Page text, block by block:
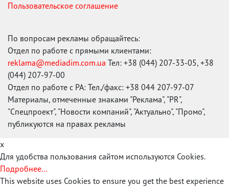
Пользовательское соглашение
По вопросам рекламы обращайтесь:
Отдел по работе с прямыми клиентами:
reklama@mediadim.com.ua Тел: +38 (044) 207-33-05, +38
(044) 207-97-00
Отдел по работе с РА: Тел./факс: +38 044 207-97-07
Материалы, отмеченные знаками "Реклама", "PR",
"Спецпроект", "Новости компаний", "Актуально", "Промо",
публикуются на правах рекламы
x
Для удобства пользования сайтом используются Cookies.
Подробнее...
This website uses Cookies to ensure you get the best experience